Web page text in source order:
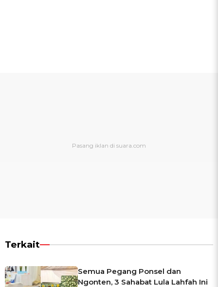
Terkait
Semua Pegang Ponsel dan
Ngonten, 3 Sahabat Lula Lahfah Ini